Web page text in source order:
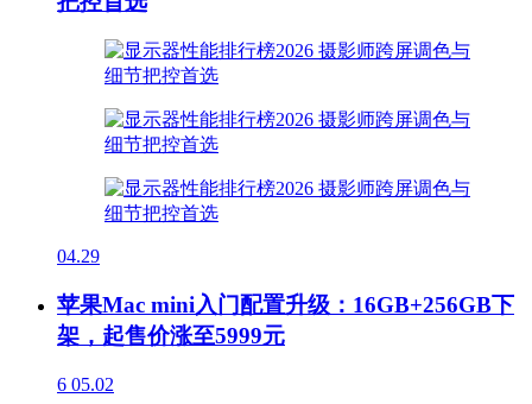
04.29
苹果Mac mini入门配置升级：16GB+256GB下
架，起售价涨至5999元
6 05.02